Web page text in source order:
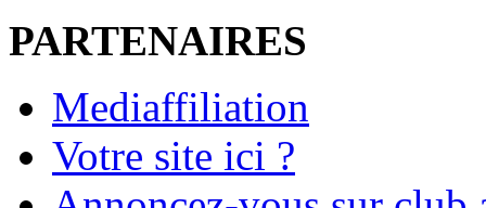
PARTENAIRES
Mediaffiliation
Votre site ici ?